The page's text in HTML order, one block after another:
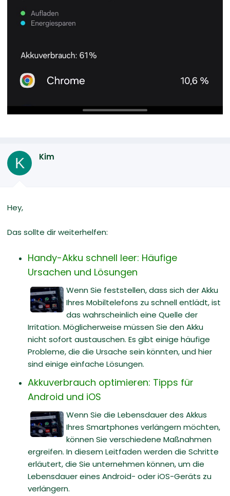
K Kim
Hey,
Das sollte dir weiterhelfen:
Handy-Akku schnell leer: Häufige
Ursachen und Lösungen
Wenn Sie feststellen, dass sich der Akku
Ihres Mobiltelefons zu schnell entlädt, ist
das wahrscheinlich eine Quelle der
Irritation. Möglicherweise müssen Sie den Akku
nicht sofort austauschen. Es gibt einige häufige
Probleme, die die Ursache sein könnten, und hier
sind einige einfache Lösungen.
Akkuverbrauch optimieren: Tipps für
Android und iOS
Wenn Sie die Lebensdauer des Akkus
Ihres Smartphones verlängern möchten,
können Sie verschiedene Maßnahmen
ergreifen. In diesem Leitfaden werden die Schritte
erläutert, die Sie unternehmen können, um die
Lebensdauer eines Android- oder iOS-Geräts zu
verlängern.